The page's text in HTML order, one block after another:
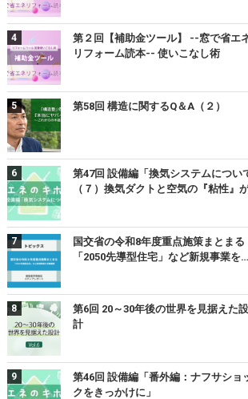
第２回【補助金ツール】 --窓で省エ
リフォーム読本-- 使いこなし術
第58回 構造に関するQ＆A（２）
第47回 設備編「換気システムについ
（７）換気ダクトと空気の『粘性』
国交省の令和8年度重点施策まとまる
「2050先導型住宅」など新規事業を…
第6回 20～30年後の世界を見据えた設
計
第46回 設備編「番外編：ナフサショ
クをきっかけに」